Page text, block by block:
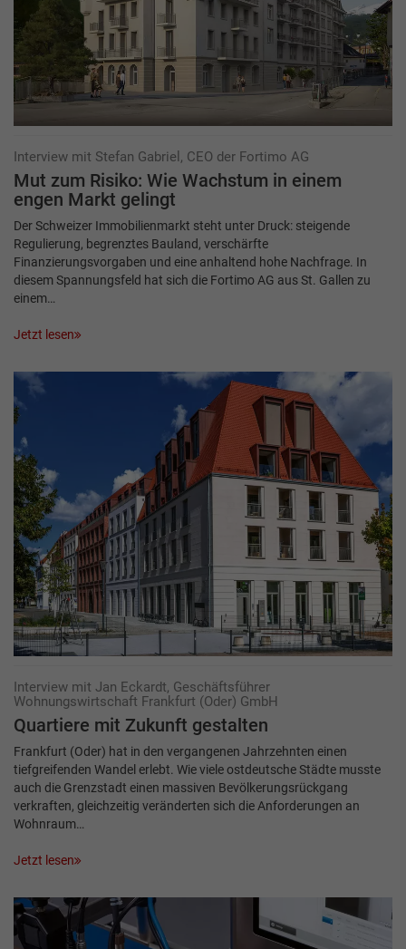
Interview mit Stefan Gabriel, CEO der Fortimo AG
Mut zum Risiko: Wie Wachstum in einem
engen Markt gelingt
Der Schweizer Immobilienmarkt steht unter Druck: steigende
Regulierung, begrenztes Bauland, verschärfte
Finanzierungsvorgaben und eine anhaltend hohe Nachfrage. In
diesem Spannungsfeld hat sich die Fortimo AG aus St. Gallen zu
einem…
Jetzt lesen
Interview mit Jan Eckardt, Geschäftsführer
Wohnungswirtschaft Frankfurt (Oder) GmbH
Quartiere mit Zukunft ­gestalten
Frankfurt (Oder) hat in den vergangenen Jahrzehnten einen
tiefgreifenden Wandel erlebt. Wie viele ostdeutsche Städte musste
auch die Grenzstadt einen massiven Bevölkerungsrückgang
verkraften, gleichzeitig veränderten sich die Anforderungen an
Wohnraum…
Jetzt lesen